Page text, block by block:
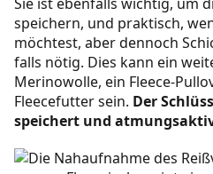
speichern, und praktisch,
möchtest, aber dennoch
falls nötig. Dies kann ein
Merinowolle, ein Fleece-
Fleecefutter sein. Der
speichert und